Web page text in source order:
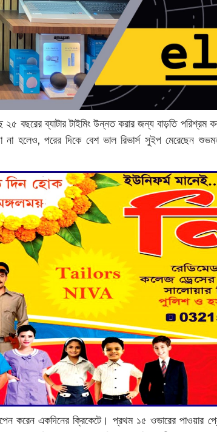
২৫ বছরের ব্যাটার টাইমিং উন্নত করার জন্য বাড়তি পরিশ্রম
না হলেও, পরের দিকে বেশ ভাল রিভার্স সুইপ মেরেছেন
করেন একদিনের ক্রিকেটে। প্রথম ১৫ ওভারের পাওয়ার